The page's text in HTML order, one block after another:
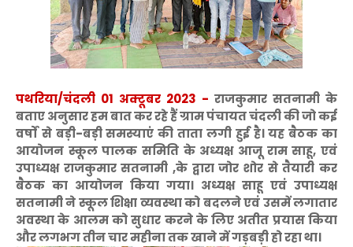
पथरिया/चंदली 01 अक्टूबर 2023 - राजकुमार सतनामी के
बताए अनुसार हम बात कर रहे हैं ग्राम पंचायत चंदली की जो कई
वर्षों से बड़ी-बड़ी समस्याएं की ताता लगी हुई है। यह बैठक का
आयोजन स्कूल पालक समिति के अध्यक्ष आजू राम साहू, एवं
उपाध्यक्ष राजकुमार सतनामी ,के द्वारा जोर शोर से तैयारी कर
बैठक का आयोजन किया गया। अध्यक्ष साहू एवं उपाध्यक्ष
सतनामी ने स्कूल शिक्षा व्यवस्था को बदलने एवं उसमें लगातार
अवस्था के आलम को सुधार करने के लिए अतीत प्रयास किया
और लगभग तीन चार महीना तक खाने में गड़बड़ी हो रहा था।